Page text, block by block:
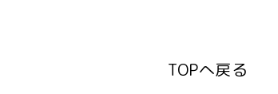
TOPへ戻る